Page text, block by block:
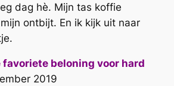
dag hè. Mijn tas koffie
ontbijt. En ik kijk uit naar
favoriete beloning voor hard
2019